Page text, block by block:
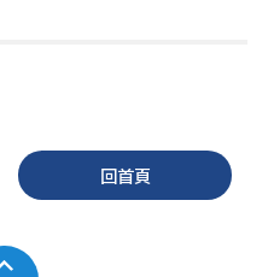
回首頁